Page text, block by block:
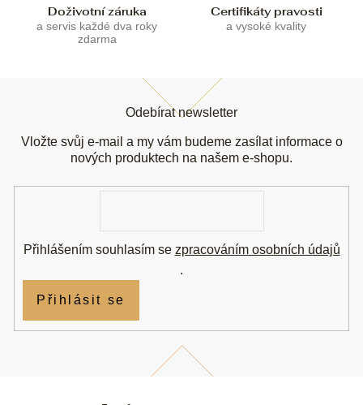
Doživotní záruka
a servis každé dva roky
zdarma
Certifikáty pravosti
a vysoké kvality
Odebírat newsletter
Vložte svůj e-mail a my vám budeme zasílat informace o
nových produktech na našem e-shopu.
Přihlášením souhlasím se zpracováním osobních údajů
.
Přihlásit se